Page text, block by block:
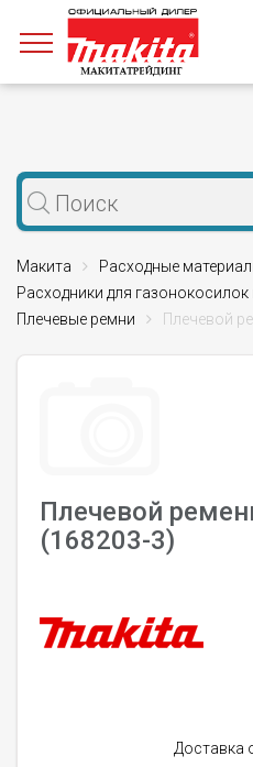
Макита
Расходные
Расходники для
Плечевые ремни
Плечевой
Плечевой
(168203-3)
Доставка